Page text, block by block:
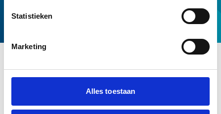
Statistieken
Marketing
Alles toestaan
Disclaimer
Cookies